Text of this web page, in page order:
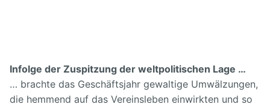
Infolge der Zuspitzung der weltpolitischen Lage …
… brachte das Geschäftsjahr gewaltige Umwälzungen,
die hemmend auf das Vereinsleben einwirkten und so